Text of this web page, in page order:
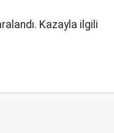
Kazayla ilgili